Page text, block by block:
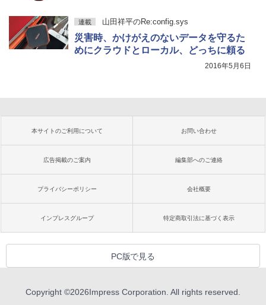
連載 山田祥平のRe:config.sys
災害時、かけがえのないデータを守るた
めにクラウドとローカル、どっちに頼る
2016年5月6日
本サイトのご利用について お問い合わせ
広告掲載のご案内 編集部へのご連絡
プライバシーポリシー 会社概要
インプレスグループ 特定商取引法に基づく表示
PC版で見る
Copyright ©2026Impress Corporation. All rights reserved.